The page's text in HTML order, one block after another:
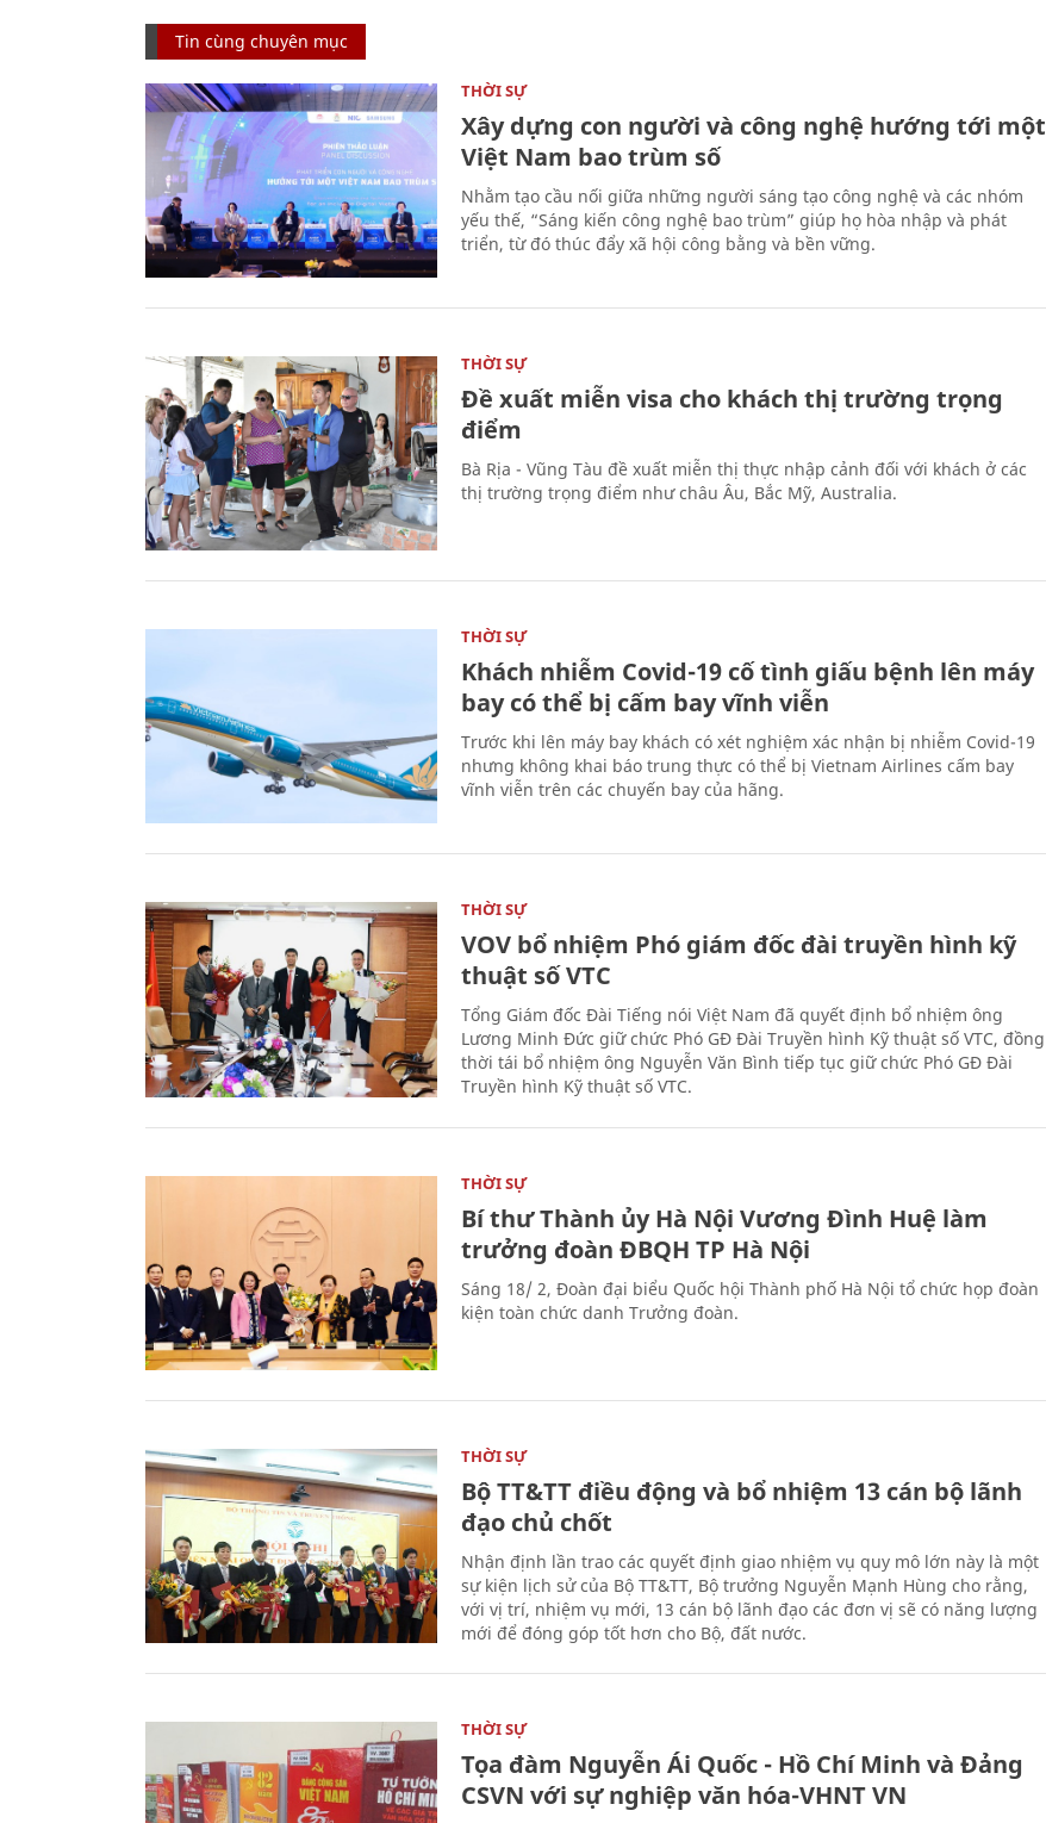
Tin cùng chuyên mục
THỜI SỰ
Xây dựng con người và công nghệ hướng tới một
Việt Nam bao trùm số
Nhằm tạo cầu nối giữa những người sáng tạo công nghệ và các nhóm
yếu thế, “Sáng kiến công nghệ bao trùm” giúp họ hòa nhập và phát
triển, từ đó thúc đẩy xã hội công bằng và bền vững.
THỜI SỰ
Đề xuất miễn visa cho khách thị trường trọng
điểm
Bà Rịa - Vũng Tàu đề xuất miễn thị thực nhập cảnh đối với khách ở các
thị trường trọng điểm như châu Âu, Bắc Mỹ, Australia.
THỜI SỰ
Khách nhiễm Covid-19 cố tình giấu bệnh lên máy
bay có thể bị cấm bay vĩnh viễn
Trước khi lên máy bay khách có xét nghiệm xác nhận bị nhiễm Covid-19
nhưng không khai báo trung thực có thể bị Vietnam Airlines cấm bay
vĩnh viễn trên các chuyến bay của hãng.
THỜI SỰ
VOV bổ nhiệm Phó giám đốc đài truyền hình kỹ
thuật số VTC
Tổng Giám đốc Đài Tiếng nói Việt Nam đã quyết định bổ nhiệm ông
Lương Minh Đức giữ chức Phó GĐ Đài Truyền hình Kỹ thuật số VTC, đồng
thời tái bổ nhiệm ông Nguyễn Văn Bình tiếp tục giữ chức Phó GĐ Đài
Truyền hình Kỹ thuật số VTC.
THỜI SỰ
Bí thư Thành ủy Hà Nội Vương Đình Huệ làm
trưởng đoàn ĐBQH TP Hà Nội
Sáng 18/ 2, Đoàn đại biểu Quốc hội Thành phố Hà Nội tổ chức họp đoàn
kiện toàn chức danh Trưởng đoàn.
THỜI SỰ
Bộ TT&TT điều động và bổ nhiệm 13 cán bộ lãnh
đạo chủ chốt
Nhận định lần trao các quyết định giao nhiệm vụ quy mô lớn này là một
sự kiện lịch sử của Bộ TT&TT, Bộ trưởng Nguyễn Mạnh Hùng cho rằng,
với vị trí, nhiệm vụ mới, 13 cán bộ lãnh đạo các đơn vị sẽ có năng lượng
mới để đóng góp tốt hơn cho Bộ, đất nước.
THỜI SỰ
Tọa đàm Nguyễn Ái Quốc - Hồ Chí Minh và Đảng
CSVN với sự nghiệp văn hóa-VHNT VN